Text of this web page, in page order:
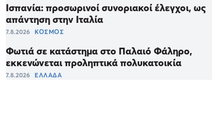
Ισπανία: προσωρινοί συνοριακοί έλεγχοι, ως
απάντηση στην Ιταλία
7.8.2026 ΚΟΣΜΟΣ
Φωτιά σε κατάστημα στο Παλαιό Φάληρο,
εκκενώνεται προληπτικά πολυκατοικία
7.8.2026 ΕΛΛΑΔΑ